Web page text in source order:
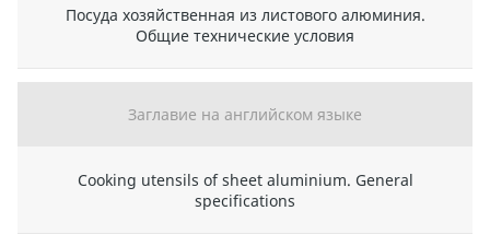
Посуда хозяйственная из листового алюминия.
Общие технические условия
Заглавие на английском языке
Cooking utensils of sheet aluminium. General
specifications